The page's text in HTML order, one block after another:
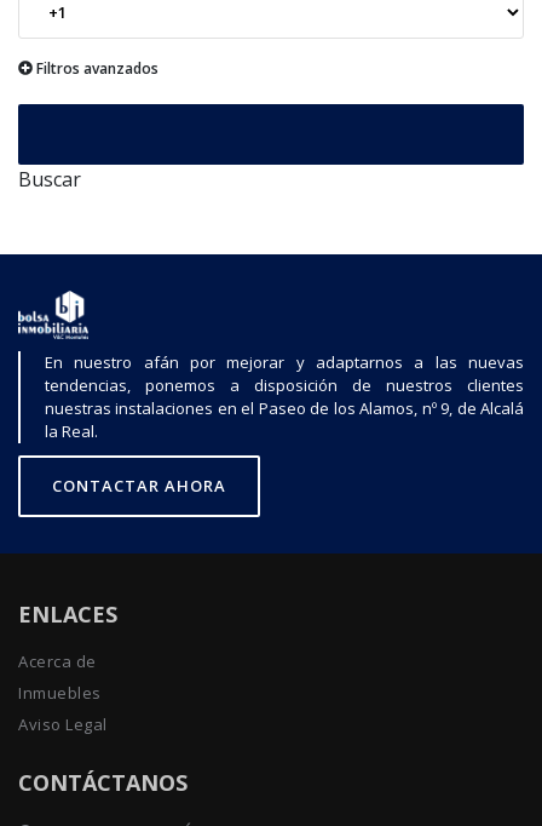
Filtros avanzados
Buscar
En nuestro afán por mejorar y adaptarnos a las nuevas
tendencias, ponemos a disposición de nuestros clientes
nuestras instalaciones en el Paseo de los Alamos, nº 9, de Alcalá
la Real.
CONTACTAR AHORA
ENLACES
Acerca de
Inmuebles
Aviso Legal
CONTÁCTANOS